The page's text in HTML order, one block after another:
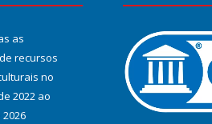
as
recursos
no
2022 ao